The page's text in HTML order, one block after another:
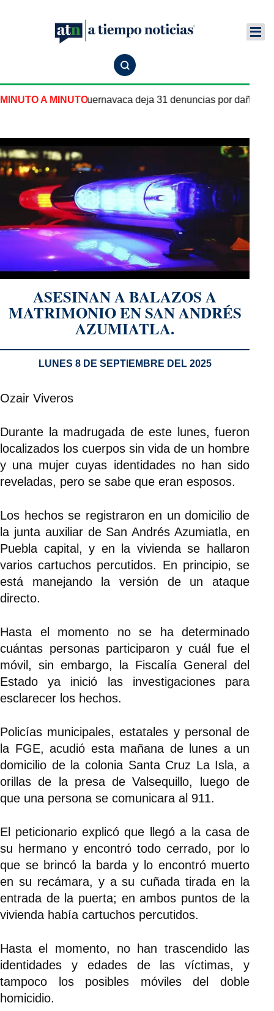
MINUTO A MINUTO
de gas en Cuernavaca deja 31 denuncias por daños y
ASESINAN A BALAZOS A
MATRIMONIO EN SAN ANDRÉS
AZUMIATLA.
LUNES 8 DE SEPTIEMBRE DEL 2025
Ozair Viveros
Durante la madrugada de este lunes, fueron
localizados los cuerpos sin vida de un hombre
y una mujer cuyas identidades no han sido
reveladas, pero se sabe que eran esposos.
Los hechos se registraron en un domicilio de
la junta auxiliar de San Andrés Azumiatla, en
Puebla capital, y en la vivienda se hallaron
varios cartuchos percutidos. En principio, se
está manejando la versión de un ataque
directo.
Hasta el momento no se ha determinado
cuántas personas participaron y cuál fue el
móvil, sin embargo, la Fiscalía General del
Estado ya inició las investigaciones para
esclarecer los hechos.
Policías municipales, estatales y personal de
la FGE, acudió esta mañana de lunes a un
domicilio de la colonia Santa Cruz La Isla, a
orillas de la presa de Valsequillo, luego de
que una persona se comunicara al 911.
El peticionario explicó que llegó a la casa de
su hermano y encontró todo cerrado, por lo
que se brincó la barda y lo encontró muerto
en su recámara, y a su cuñada tirada en la
entrada de la puerta; en ambos puntos de la
vivienda había cartuchos percutidos.
Hasta el momento, no han trascendido las
identidades y edades de las víctimas, y
tampoco los posibles móviles del doble
homicidio.